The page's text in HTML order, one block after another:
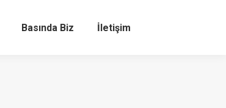
Basında Biz İletişim